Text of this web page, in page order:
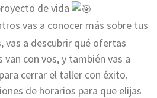
de vida
vas a conocer más sobre tus
vas a descubrir qué ofertas
van con vos, y también vas a
cerrar el taller con éxito.
de horarios para que elijas